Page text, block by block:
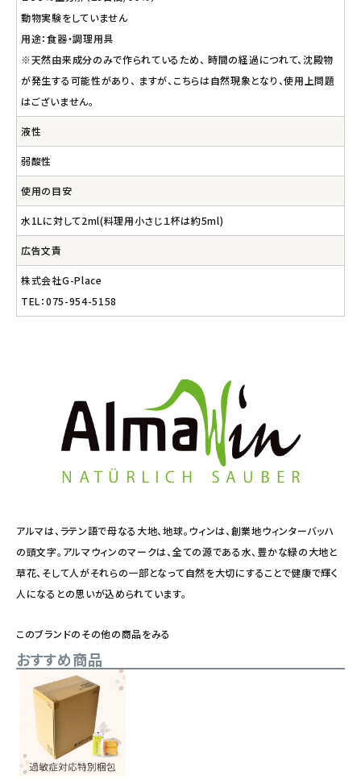
動物実験をしていません
用途：食器・調理用具
※天然由来成分のみで作られているため、 時間の経過につれて、沈殿物
が発生する可能性があり、 ますが、こちらは自然現象となり、使用上問題
はございません。
液性
弱酸性
使用の目安
水1Lに対して2ml(料理用小さじ１杯は約5ml)
広告文責
株式会社G-Place
TEL：075-954-5158
アルマは、ラテン語で母なる大地、地球。ウィンは、創業地ウィンターバッハ
の頭文字。アルマウィンのマークは、全ての源である水、豊かな緑の大地と
草花、そして人がそれらの一部となって自然を大切にすることで健康で輝く
人になるとの思いが込められています。
このブランドのその他の商品をみる
おすすめ商品